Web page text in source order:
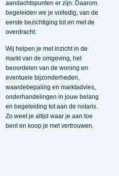
aandachtspunten er zijn. Daarom
begeleiden we je volledig, van de
eerste bezichtiging tot en met de
overdracht.
Wij helpen je met inzicht in de
markt van de omgeving, het
beoordelen van de woning en
eventuele bijzonderheden,
waardebepaling en marktadvies,
onderhandelingen in jouw belang
en begeleiding tot aan de notaris.
Zo weet je altijd waar je aan toe
bent en koop je met vertrouwen.